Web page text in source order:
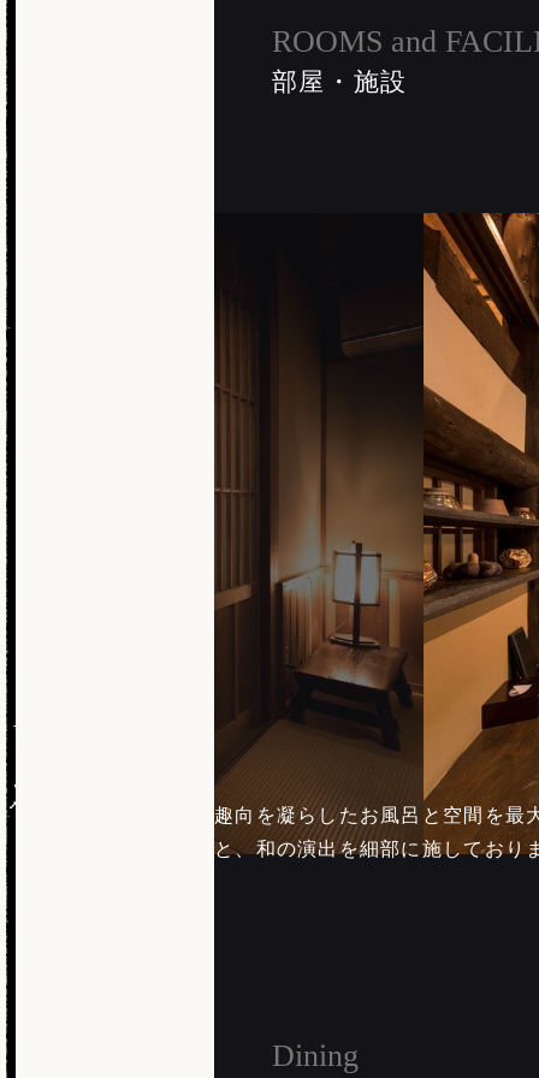
ROOMS and
部屋・施設
趣向を凝らしたお風呂と空間を最
と、和の演出を細部に施しており
Dining